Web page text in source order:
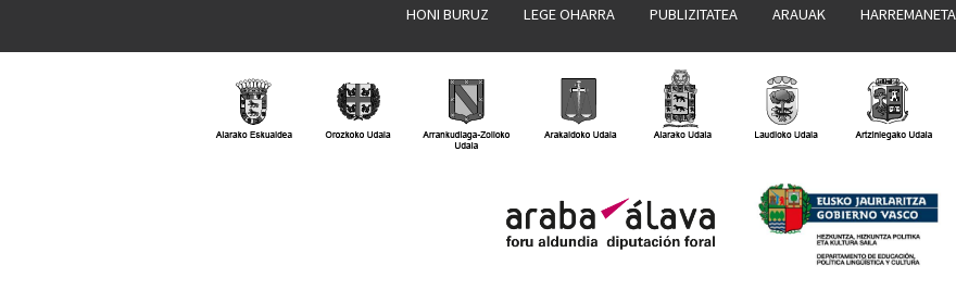
HONI BURUZ LEGE OHARRA PUBLIZITATEA ARAUAK